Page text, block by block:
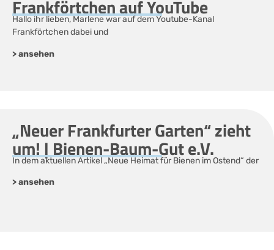
Frankförtchen auf YouTube
Hallo ihr lieben, Marlene war auf dem Youtube-Kanal
Frankförtchen dabei und
> ansehen
„Neuer Frankfurter Garten“ zieht
um! | Bienen-Baum-Gut e.V.
In dem aktuellen Artikel „Neue Heimat für Bienen im Ostend“ der
> ansehen